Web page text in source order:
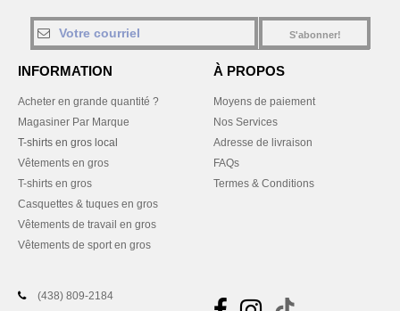
S'abonner!
INFORMATION
Acheter en grande quantité ?
Magasiner Par Marque
T-shirts en gros local
Vêtements en gros
T-shirts en gros
Casquettes & tuques en gros
Vêtements de travail en gros
Vêtements de sport en gros
À PROPOS
Moyens de paiement
Nos Services
Adresse de livraison
FAQs
Termes & Conditions
(438) 809-2184